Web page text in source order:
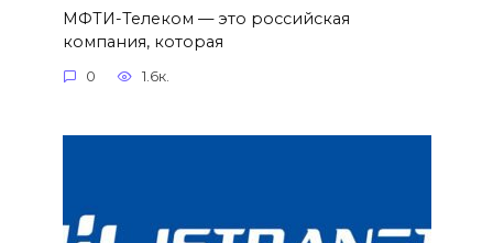
МФТИ-Телеком — это российская
компания, которая
0 1.6к.